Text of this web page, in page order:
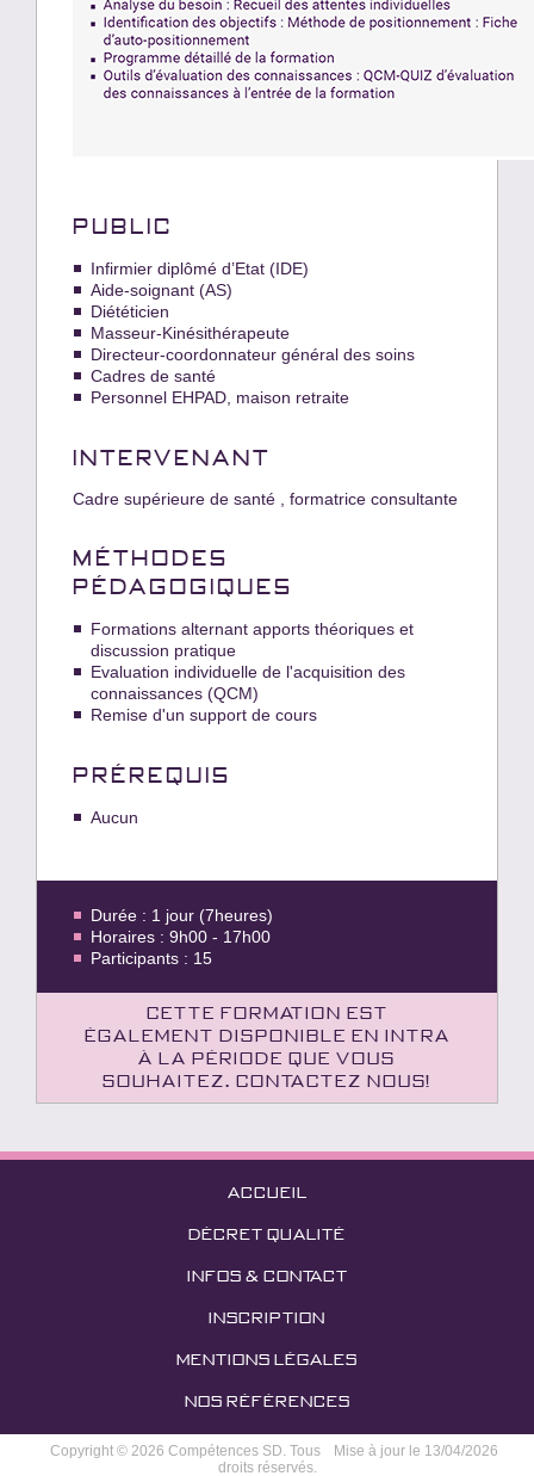
PUBLIC
Infirmier diplômé d’Etat (IDE)
Aide-soignant (AS)
Diététicien
Masseur-Kinésithérapeute
Directeur-coordonnateur général des soins
Cadres de santé
Personnel EHPAD, maison retraite
INTERVENANT
Cadre supérieure de santé , formatrice consultante
MÉTHODES
PÉDAGOGIQUES
Formations alternant apports théoriques et
discussion pratique
Evaluation individuelle de l'acquisition des
connaissances (QCM)
Remise d'un support de cours
PRÉREQUIS
Aucun
Durée : 1 jour (7heures)
Horaires : 9h00 - 17h00
Participants : 15
Cette formation est
également disponible en intra
à la période que vous
souhaitez. Contactez nous!
ACCUEIL
DÉCRET QUALITÉ
INFOS & CONTACT
INSCRIPTION
MENTIONS LÉGALES
NOS RÉFÉRENCES
Mise à jour le 13/04/2026
Copyright © 2026 Compétences SD. Tous
droits réservés.